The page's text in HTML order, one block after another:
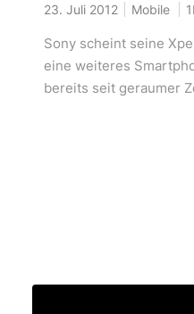
23. Juli 2012 Mobile
Sony scheint seine
eine weiteres
bereits seit geraumer